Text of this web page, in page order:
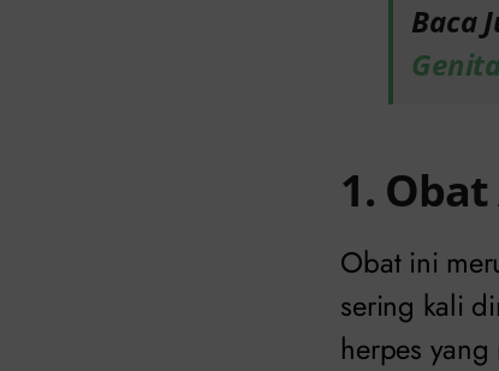
Baca
1.
Obat ini
sering kali
herpes